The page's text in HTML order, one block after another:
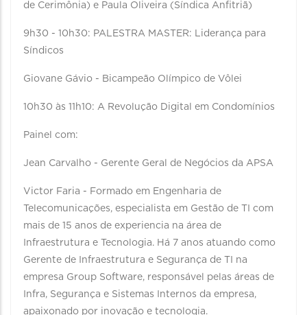
de Cerimônia) e Paula Oliveira (Síndica Anfitriã)
9h30 - 10h30: PALESTRA MASTER: Liderança para
Síndicos
Giovane Gávio - Bicampeão Olímpico de Vôlei
10h30 às 11h10: A Revolução Digital em Condomínios
Painel com:
Jean Carvalho - Gerente Geral de Negócios da APSA
Victor Faria - Formado em Engenharia de
Telecomunicações, especialista em Gestão de TI com
mais de 15 anos de experiencia na área de
Infraestrutura e Tecnologia. Há 7 anos atuando como
Gerente de Infraestrutura e Segurança de TI na
empresa Group Software, responsável pelas áreas de
Infra, Segurança e Sistemas Internos da empresa,
apaixonado por inovação e tecnologia.